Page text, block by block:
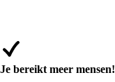
Je bereikt meer mensen!